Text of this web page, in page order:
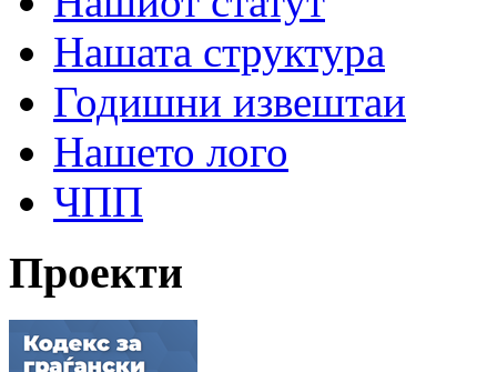
Нашата структура
Годишни извештаи
Нашето лого
ЧПП
Проекти